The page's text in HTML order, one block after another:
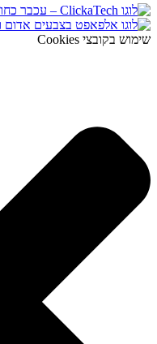
שימוש בקובצי Cookies